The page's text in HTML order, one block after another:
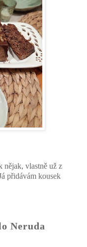
nějak, vlastně už z
přidávám kousek
Neruda